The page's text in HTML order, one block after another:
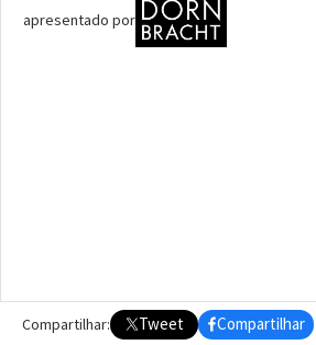
apresentado por
Compartilhar: Tweet Compartilhar